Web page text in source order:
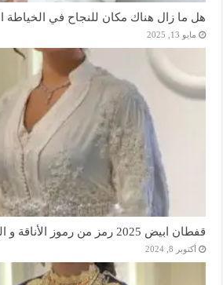
هل ما زال هناك مكان للنجاح في الخياطة
مايو 13, 2025
قفطان ابيض 2025 رمز من رموز الأناقة و البساطة
أكتوبر 8, 2024